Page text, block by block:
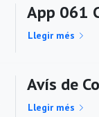
App 061
Llegir més
Avís de
Llegir més